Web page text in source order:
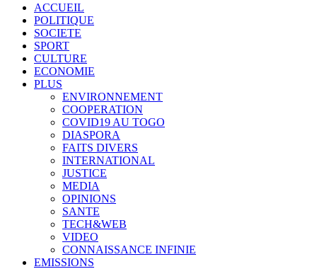
ACCUEIL
POLITIQUE
SOCIETE
SPORT
CULTURE
ECONOMIE
PLUS
ENVIRONNEMENT
COOPERATION
COVID19 AU TOGO
DIASPORA
FAITS DIVERS
INTERNATIONAL
JUSTICE
MEDIA
OPINIONS
SANTE
TECH&WEB
VIDEO
CONNAISSANCE INFINIE
EMISSIONS